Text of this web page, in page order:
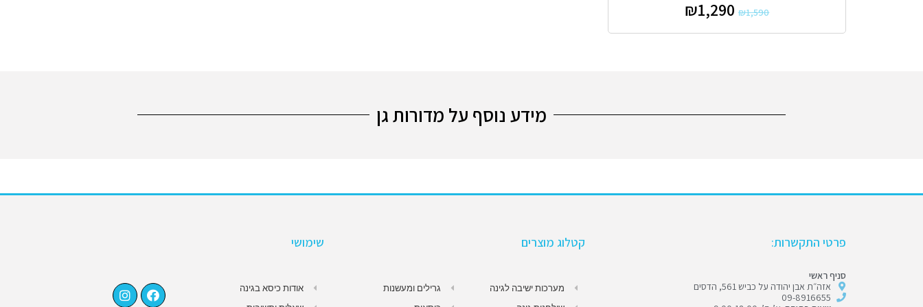
₪1,590
₪1,290
מידע נוסף על מדורות גן
פרטי התקשרות:
סניף ראשי
אזה״ת אבן יהודה על כביש 561, הדסים
09-8916655
קטלוג מוצרים
מערכות ישיבה לגינה
גרילים ומעשנות
שימושי
אודות כיסא בגינה